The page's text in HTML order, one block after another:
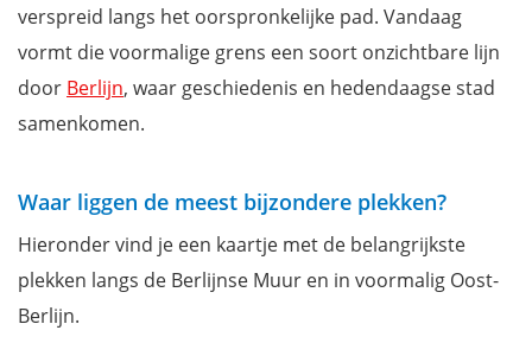
verspreid langs het oorspronkelijke pad. Vandaag
vormt die voormalige grens een soort onzichtbare lijn
door Berlijn, waar geschiedenis en hedendaagse stad
samenkomen.
Waar liggen de meest bijzondere plekken?
Hieronder vind je een kaartje met de belangrijkste
plekken langs de Berlijnse Muur en in voormalig Oost-
Berlijn.